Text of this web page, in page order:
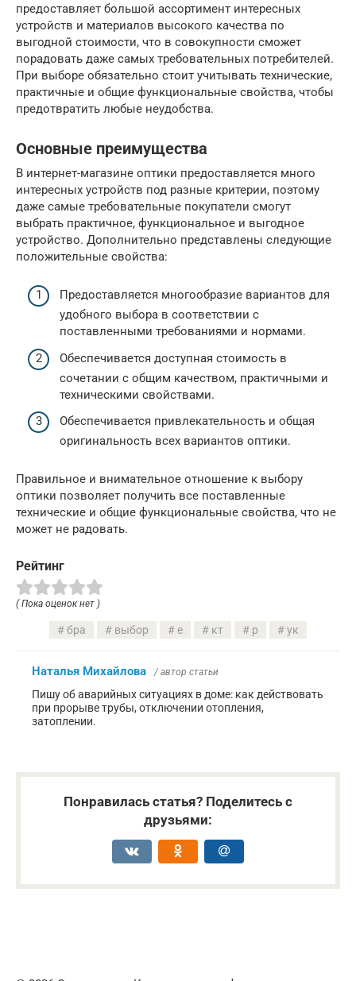
предоставляет большой ассортимент интересных
устройств и материалов высокого качества по
выгодной стоимости, что в совокупности сможет
порадовать даже самых требовательных потребителей.
При выборе обязательно стоит учитывать технические,
практичные и общие функциональные свойства, чтобы
предотвратить любые неудобства.
Основные преимущества
В интернет-магазине оптики предоставляется много
интересных устройств под разные критерии, поэтому
даже самые требовательные покупатели смогут
выбрать практичное, функциональное и выгодное
устройство. Дополнительно представлены следующие
положительные свойства:
Предоставляется многообразие вариантов для
удобного выбора в соответствии с
поставленными требованиями и нормами.
Обеспечивается доступная стоимость в
сочетании с общим качеством, практичными и
техническими свойствами.
Обеспечивается привлекательность и общая
оригинальность всех вариантов оптики.
Правильное и внимательное отношение к выбору
оптики позволяет получить все поставленные
технические и общие функциональные свойства, что не
может не радовать.
Рейтинг
( Пока оценок нет )
бра выбор е кт р ук
Наталья Михайлова / автор статьи
Пишу об аварийных ситуациях в доме: как действовать
при прорыве трубы, отключении отопления,
затоплении.
Понравилась статья? Поделитесь с
друзьями: